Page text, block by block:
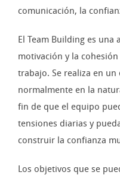
comunicación, la
El Team Building es
motivación y la
trabajo. Se realiza en
normalmente en la
fin de que el equipo
tensiones diarias y
construir la confianza
Los objetivos que se